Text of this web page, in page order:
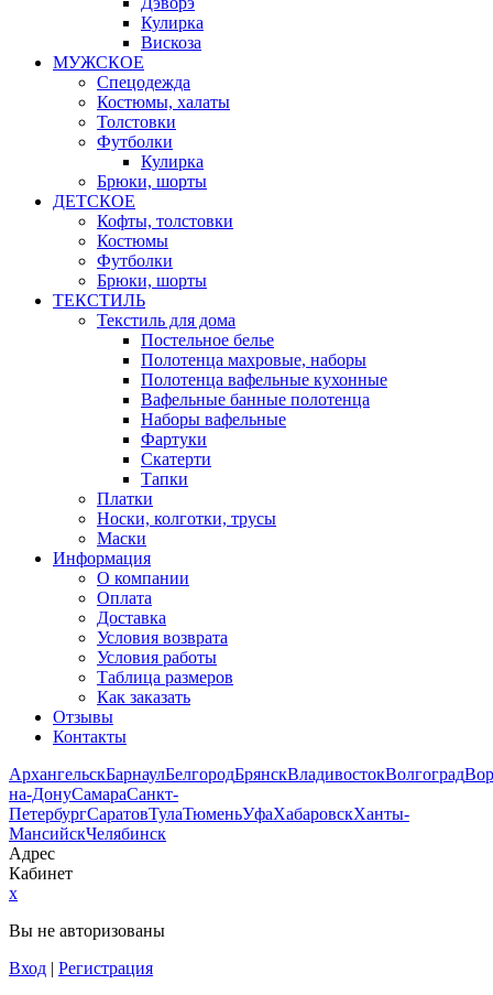
Кулирка
Вискоза
МУЖСКОЕ
Спецодежда
Костюмы, халаты
Толстовки
Футболки
Кулирка
Брюки, шорты
ДЕТСКОЕ
Кофты, толстовки
Костюмы
Футболки
Брюки, шорты
ТЕКСТИЛЬ
Текстиль для дома
Постельное белье
Полотенца махровые, наборы
Полотенца вафельные кухонные
Вафельные банные полотенца
Наборы вафельные
Фартуки
Скатерти
Тапки
Платки
Носки, колготки, трусы
Маски
Информация
О компании
Оплата
Доставка
Условия возврата
Условия работы
Таблица размеров
Как заказать
Отзывы
Контакты
АрхангельскБарнаулБелгородБрянскВладивостокВолгоград
на-ДонуСамараСанкт-
ПетербургСаратовТулаТюменьУфаХабаровскХанты-
МансийскЧелябинск
Адрес
Кабинет
x
Вы не авторизованы
Вход | Регистрация